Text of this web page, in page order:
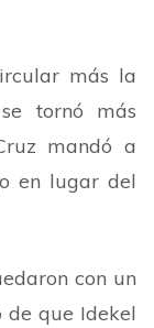
más la
tornó más
mandó a
en lugar del
con un
de que Idekel